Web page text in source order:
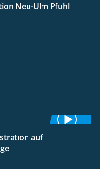
7:10
Neu-Ulm Pfuhl
auf